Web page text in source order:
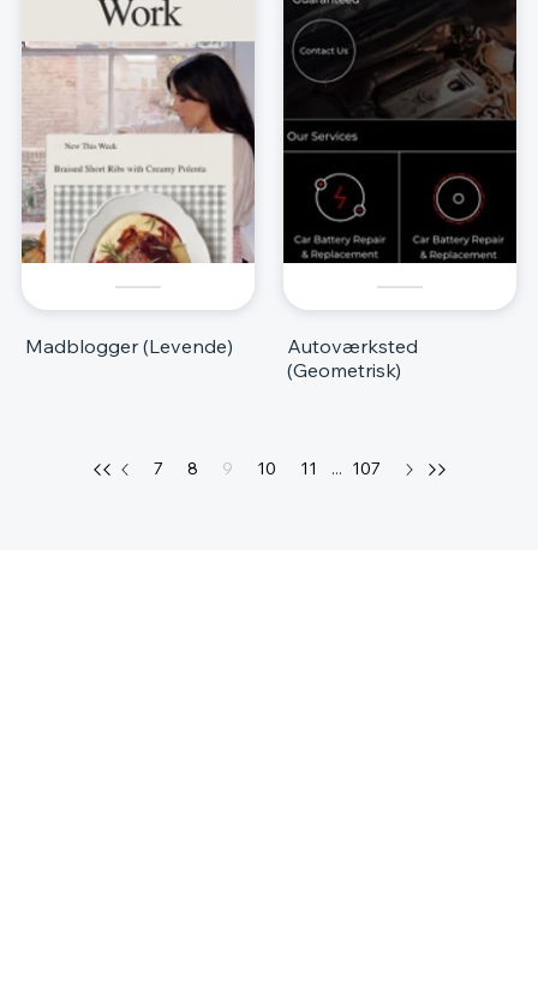
Madblogger (Levende)
Autoværksted
(Geometrisk)
7 8 9 10 11 ... 107